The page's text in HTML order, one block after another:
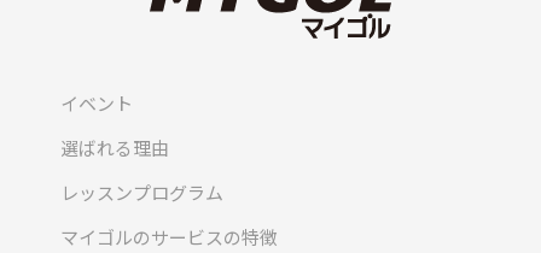
イベント
選ばれる理由
レッスンプログラム
マイゴルのサービスの特徴